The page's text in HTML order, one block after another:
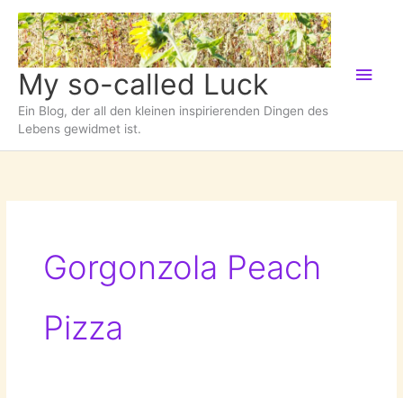
Zum
Inhalt
springen
My so-called Luck
Ein Blog, der all den kleinen inspirierenden Dingen des
Lebens gewidmet ist.
Gorgonzola Peach
Pizza